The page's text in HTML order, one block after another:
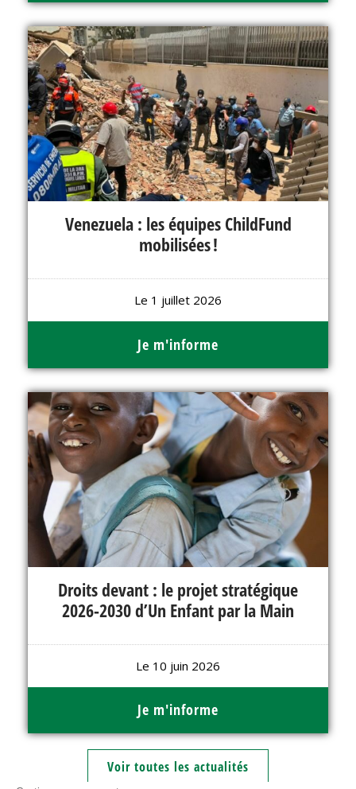
Venezuela : les équipes ChildFund
mobilisées !
Le 1 juillet 2026
Je m'informe
Droits devant : le projet stratégique
2026-2030 d’Un Enfant par la Main
Le 10 juin 2026
Je m'informe
Voir toutes les actualités